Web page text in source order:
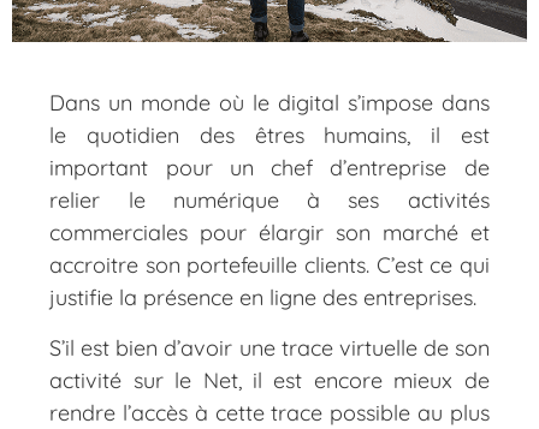
Dans un monde où le digital s’impose dans
le quotidien des êtres humains, il est
important pour un chef d’entreprise de
relier le numérique à ses activités
commerciales pour élargir son marché et
accroitre son portefeuille clients. C’est ce qui
justifie la présence en ligne des entreprises.
S’il est bien d’avoir une trace virtuelle de son
activité sur le Net, il est encore mieux de
rendre l’accès à cette trace possible au plus